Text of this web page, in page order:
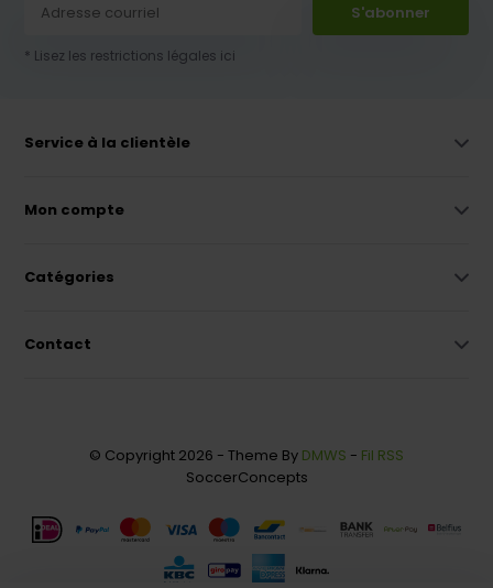
S'abonner
* Lisez les restrictions légales ici
Service à la clientèle
Mon compte
Catégories
Contact
© Copyright 2026 - Theme By DMWS - Fil RSS
SoccerConcepts